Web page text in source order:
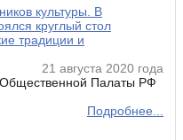
культуры. В
круглый стол
традиции и
21 августа 2020 года
Общественной Палаты РФ
Подробнее...